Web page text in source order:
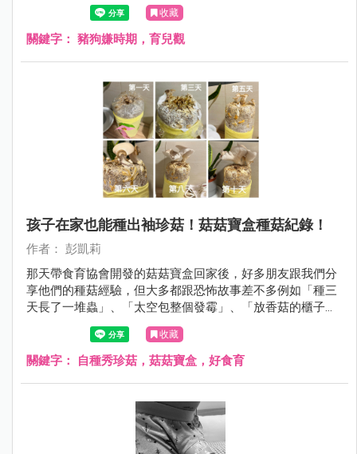
收藏
關鍵字： 豬狗嫌時期，育兒觀
孩子在家也能種出袖珍菇！菇菇寶盒種菇紀錄！
作者： 彭凱莉
那天帶食育協會開發的菇菇寶盒回家後，好多朋友跟我們分
享他們的種菇經驗，但大多都跟恐怖故事差不多例如「種三
天長了一堆蟲」、「太空包整個發霉」、「放香菇的櫃子臭
到不敢打開」⋯⋯ 但沒想到，我們家的秀珍菇才種一個禮拜
多一點，就長的跟手掌一樣大，過程中沒有蟲也沒有可怕的
發霉過程，好多人問我怎麼做到的？！
收藏
關鍵字： 自種秀珍菇，菇菇寶盒，好食育